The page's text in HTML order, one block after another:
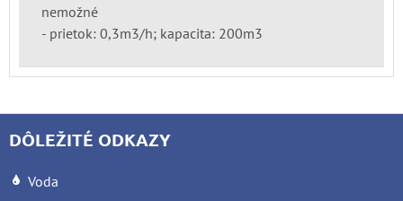
nemožné
- prietok: 0,3m3/h; kapacita: 200m3
DÔLEŽITÉ ODKAZY
Voda